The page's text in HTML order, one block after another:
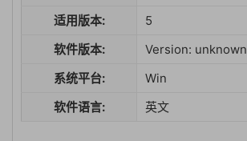
适用版本:
5
软件版本:
Version: unknown
系统平台:
Win
软件语言:
英文